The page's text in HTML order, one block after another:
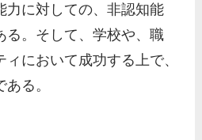
力に対しての、非認知能
る。そして、学校や、職
において成功する上で、
る。